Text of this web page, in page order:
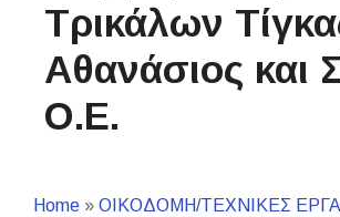
Τρικάλων
Αθανάσιος και
Ο.Ε.
Home » ΟΙΚΟΔΟΜΗ/ΤΕΧΝΙΚΕΣ